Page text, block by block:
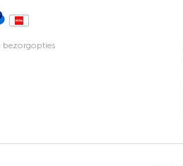
bezorgopties